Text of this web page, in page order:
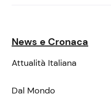
News e Cronaca
Attualità Italiana
Dal Mondo